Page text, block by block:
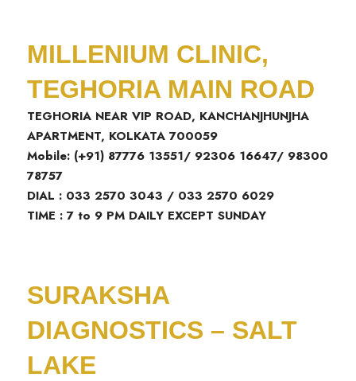
MILLENIUM CLINIC,
TEGHORIA MAIN ROAD
TEGHORIA NEAR VIP ROAD, KANCHANJHUNJHA
APARTMENT, KOLKATA 700059
Mobile: (+91) 87776 13551/ 92306 16647/ 98300
78757
DIAL : 033 2570 3043 / 033 2570 6029
TIME : 7 to 9 PM DAILY EXCEPT SUNDAY
SURAKSHA
DIAGNOSTICS – SALT
LAKE